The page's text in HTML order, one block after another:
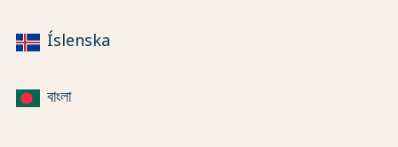
Íslenska
বাংলা